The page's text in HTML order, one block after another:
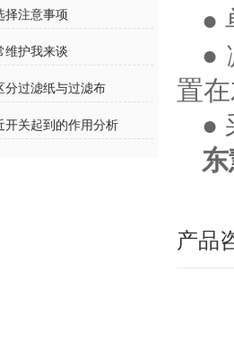
择注意事项
维护我来谈
分过滤纸与过滤布
开关起到的作用分析
●
●
置
●
产品